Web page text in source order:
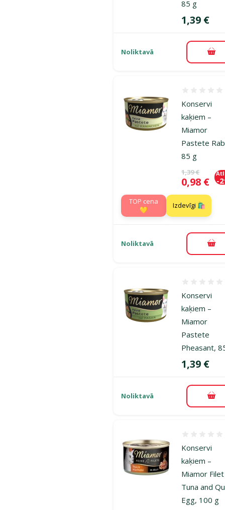
85 g
Cena
1,39 €
Noliktavā
Konservi
kaķiem –
Miamor
Pastete
85 g
Oriģinālā
1,39 €
Cena
0,98 € -
TOP cena
💛
Izdevīgi 🛍️
Noliktavā
Konservi
kaķiem –
Miamor
Pastete
Pheasant,
Cena
1,39 €
Noliktavā
Konservi
kaķiem –
Miamor Filet
Tuna and
Egg, 100 g